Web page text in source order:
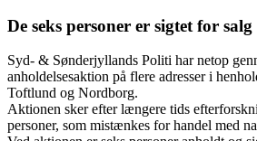
De seks personer er sigtet for
Syd- & Sønderjyllands Politi har netop
anholdelsesaktion på flere adresser i
Toftlund og Nordborg.
Aktionen sker efter længere tids
personer, som mistænkes for handel med